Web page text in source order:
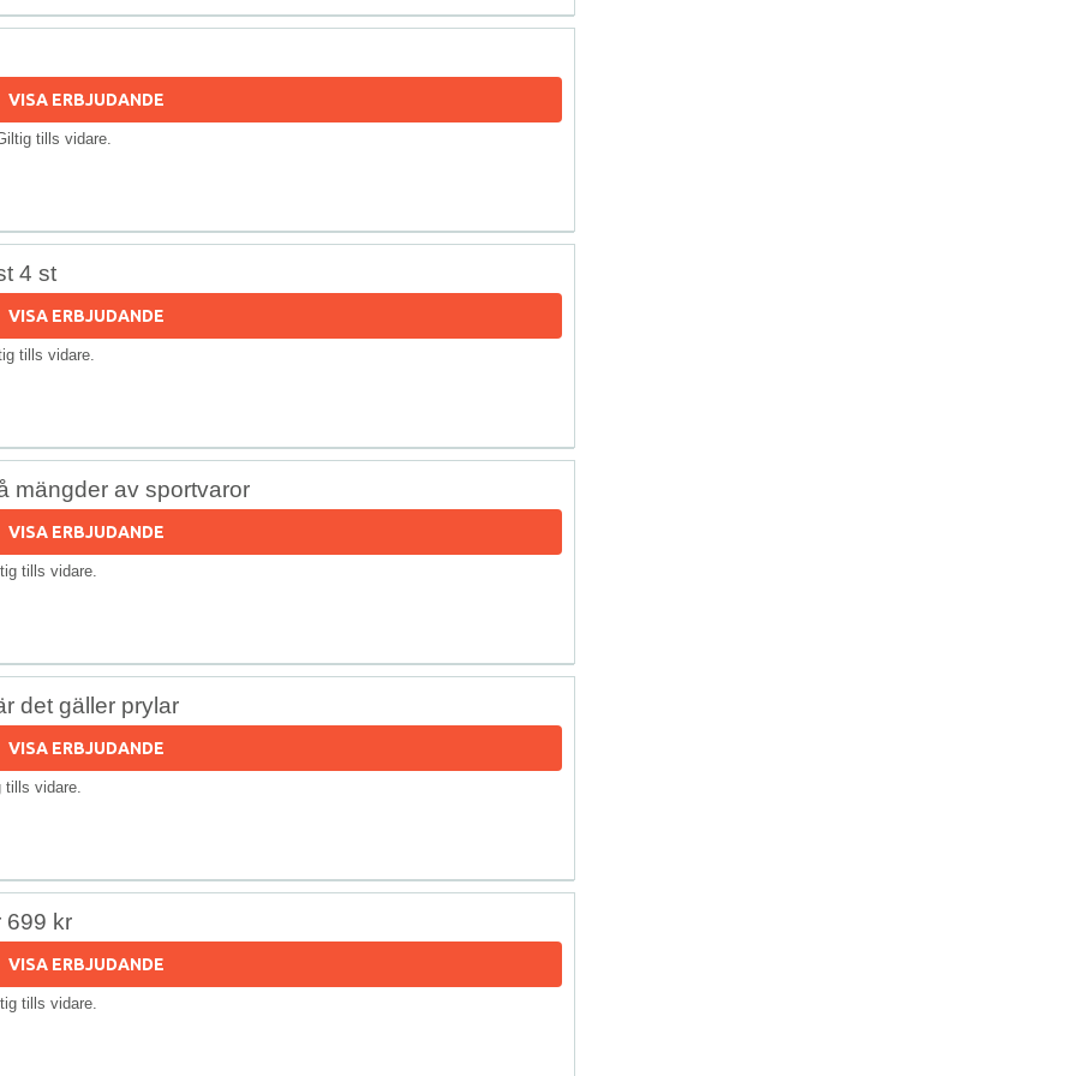
VISA ERBJUDANDE
tills vidare.
4 st
VISA ERBJUDANDE
tills vidare.
mängder av sportvaror
VISA ERBJUDANDE
tills vidare.
det gäller prylar
VISA ERBJUDANDE
tills vidare.
699 kr
VISA ERBJUDANDE
tills vidare.